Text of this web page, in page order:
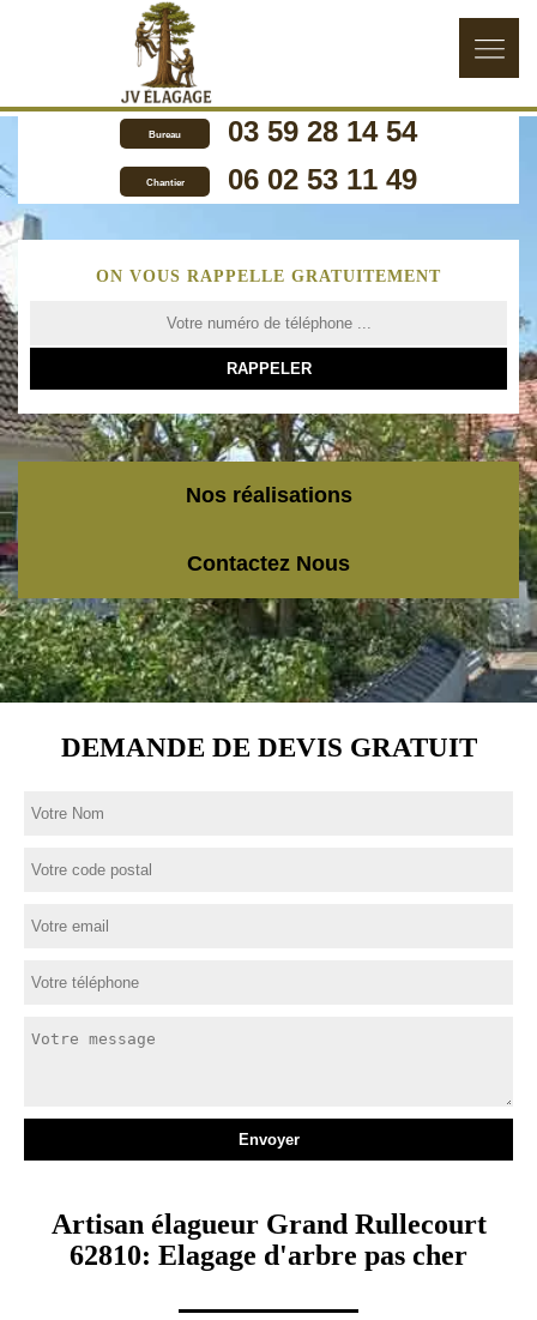
Bureau 03 59 28 14 54
Chantier 06 02 53 11 49
ON VOUS RAPPELLE GRATUITEMENT
Nos réalisations
Contactez Nous
DEMANDE DE DEVIS GRATUIT
Artisan élagueur Grand Rullecourt
62810: Elagage d'arbre pas cher